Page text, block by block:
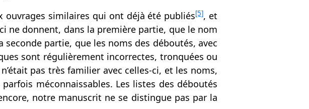
ouvrages similaires qui ont déjà été publiés[5], et
ne donnent, dans la première partie, que le nom
partie, que les noms des déboutés, avec
sont régulièrement incorrectes, tronquées ou
pas très familier avec celles-ci, et les noms,
méconnaissables. Les listes des déboutés
notre manuscrit ne se distingue pas par la